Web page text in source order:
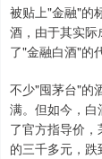
被贴上"金融"的
酒，由于其实
了"金融白酒"的
不少"囤茅台"的
满。但如今，
了官方指导价
的三千多元，跌